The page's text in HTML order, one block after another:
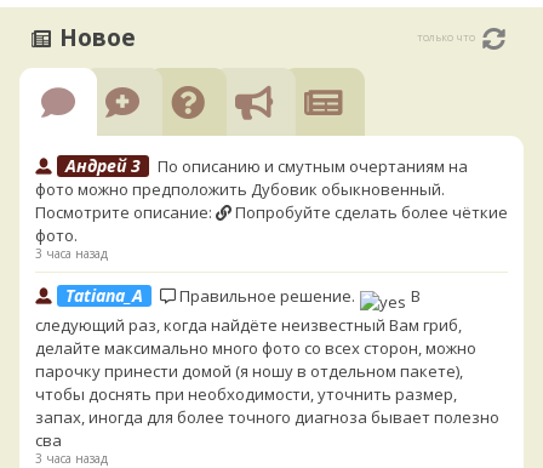
Новое только что
Андрей 3
По описанию и смутным очертаниям на
фото можно предположить Дубовик обыкновенный.
Посмотрите описание:
Попробуйте сделать более чёткие
фото.
3 часа назад
Tatiana_A Правильное решение.
В
следующий раз, когда найдёте неизвестный Вам гриб,
делайте максимально много фото со всех сторон, можно
парочку принести домой (я ношу в отдельном пакете),
чтобы доснять при необходимости, уточнить размер,
запах, иногда для более точного диагноза бывает полезно
сва
3 часа назад